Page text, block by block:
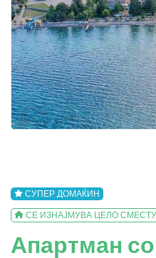
СУПЕР ДОМАЌИН
СЕ ИЗНАЈМУВА ЦЕЛО
Апартман